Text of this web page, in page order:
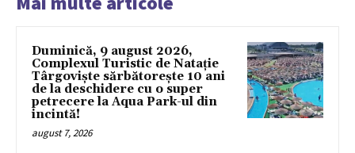
Duminică, 9 august 2026,
Complexul Turistic de Natație
Târgoviște sărbătorește 10 ani
de la deschidere cu o super
petrecere la Aqua Park-ul din
incintă!
august 7, 2026